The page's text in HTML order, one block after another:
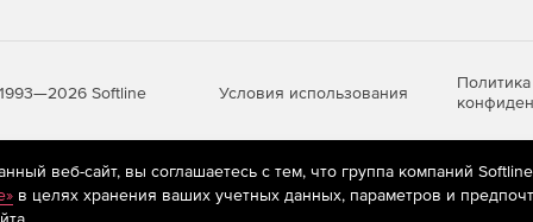
Softline Условия использования
Политика
рекомендательные технологии
(информационные
пользователей сети «Интернет», находящихся на
веб-сайт, вы соглашаетесь с тем, что группа компаний
в целях хранения ваших учетных данных, параметров и